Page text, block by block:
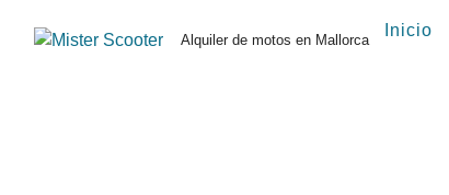
Alquiler de motos en Mallorca
Inicio